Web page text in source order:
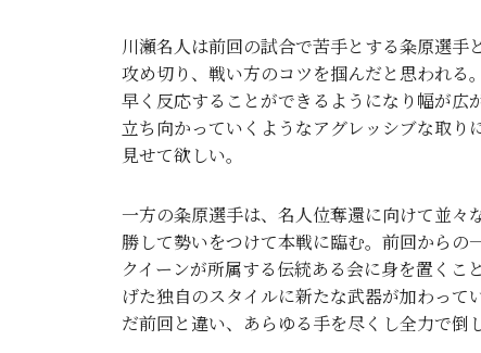
川瀬名人は前回の試合で苦手とする粂原選
攻め切り、戦い方のコツを掴んだと思われ
早く反応することができるようになり幅が
立ち向かっていくようなアグレッシブな取
見せて欲しい。
一方の粂原選手は、名人位奪還に向けて並
勝して勢いをつけて本戦に臨む。前回から
クイーンが所属する伝統ある会に身を置く
げた独自のスタイルに新たな武器が加わっ
だ前回と違い、あらゆる手を尽くし全力で倒